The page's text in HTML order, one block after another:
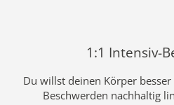
1:1 Intensiv-
Du willst deinen Körper
Beschwerden nachhaltig